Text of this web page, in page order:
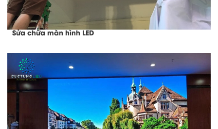
Sửa chữa màn hình LED